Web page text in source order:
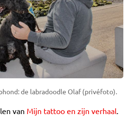
de labradoodle Olaf (privéfoto).
van Mijn tattoo en zijn verhaal.